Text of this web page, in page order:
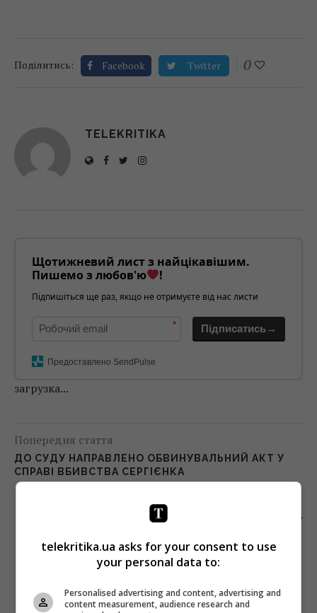
Поділитись: Facebook Twitter 0
TELEKRITIKA
Щотижневий лист з найцікавішим.
Пишемо з любов'ю
!
Підпишіться ще раз, якщо не отримуєте від нас листи
* Підписатись→
Предоставлено SendPulse
загрузка...
Попередня стаття
ДО СУДУ НАПРАВЛЕНО ОБВИНУВАЛЬНИЙ АКТ У
СПРАВІ ВБИВСТВА СЕРГІЄНКА
Наступна стаття
АНІМАЦІЯ «КЛАУС» ОТРИМАЛА 7 НАГОРОД НА
telekritika.ua asks for your consent to use
your personal data to:
Personalised advertising and content, advertising and
content measurement, audience research and